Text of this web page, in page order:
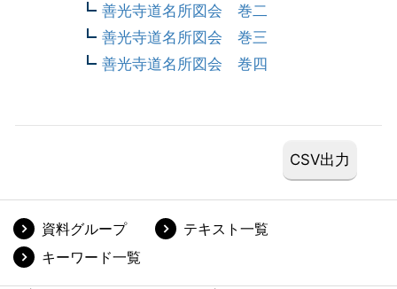
善光寺道名所図会 巻二
善光寺道名所図会 巻三
善光寺道名所図会 巻四
資料グループ
テキスト一覧
キーワード一覧